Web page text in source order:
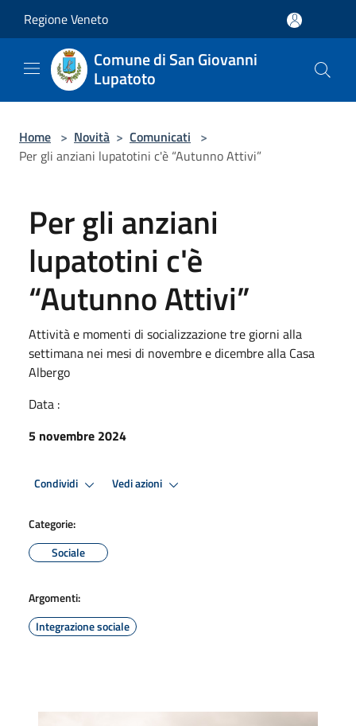
Regione Veneto
Comune di San Giovanni
Lupatoto
Home > Novità > Comunicati >
Per gli anziani lupatotini c'è “Autunno Attivi”
Per gli anziani
lupatotini c'è
“Autunno Attivi”
Attività e momenti di socializzazione tre giorni alla
settimana nei mesi di novembre e dicembre alla Casa
Albergo
Data :
5 novembre 2024
Condividi Vedi azioni
Categorie:
Sociale
Argomenti:
Integrazione sociale